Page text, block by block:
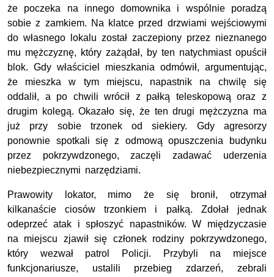
że poczeka na innego domownika i wspólnie poradzą
sobie z zamkiem. Na klatce przed drzwiami wejściowymi
do własnego lokalu został zaczepiony przez nieznanego
mu mężczyznę, który zażądał, by ten natychmiast opuścił
blok. Gdy właściciel mieszkania odmówił, argumentując,
że mieszka w tym miejscu, napastnik na chwilę się
oddalił, a po chwili wrócił z pałką teleskopową oraz z
drugim kolegą. Okazało się, że ten drugi mężczyzna ma
już przy sobie trzonek od siekiery. Gdy agresorzy
ponownie spotkali się z odmową opuszczenia budynku
przez pokrzywdzonego, zaczęli zadawać uderzenia
niebezpiecznymi narzędziami.
Prawowity lokator, mimo że się bronił, otrzymał
kilkanaście ciosów trzonkiem i pałką. Zdołał jednak
odeprzeć atak i spłoszyć napastników. W międzyczasie
na miejscu zjawił się członek rodziny pokrzywdzonego,
który wezwał patrol Policji. Przybyli na miejsce
funkcjonariusze, ustalili przebieg zdarzeń, zebrali